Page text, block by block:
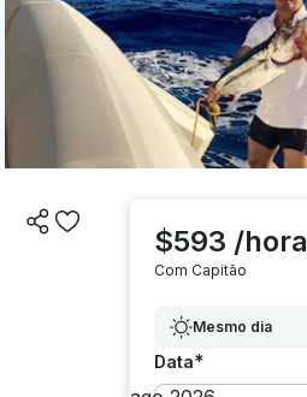
$593 /hora
Com Capitão
Mesmo dia
Data*